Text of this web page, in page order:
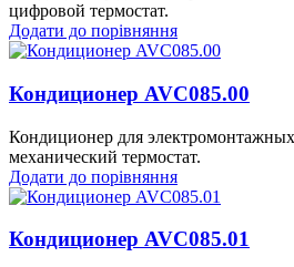
цифровой термостат.
Додати до порівняння
Кондиционер AVC085.00
Кондиционер для
механический термостат.
Додати до порівняння
Кондиционер AVC085.01